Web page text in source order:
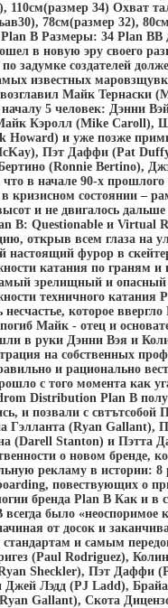
110см(размер 34) Охват
78см(размер 32),
B Размеры: 34 Plan BВ
в новую эру своего
задумке создателей
известных
Майк Тернаски
5 человек: Дэнни
Кэролл (Mike Caroll),
Howard) и уже позже
Пэт Даффи (Pat
(Ronnie Bertino),
в начале 90-х прошлого
кризисном состоянии –
и не двигалось
B: Questionable и Virtual
открыв всем глаза на
настоящий фурор в
катания по граням
зрелищный и опасный
техничного катания
несчастье, которое
Майк - отец и
в руки Дэнни Вэя и
на собственных
и рационально
с того момента как
Distribution Plan B
и позвали с свтътсобой
Гэлланта (Ryan Gallant),
(Darell Stanton) и Пэтта
о новом бренде,
рекламу в истории: 8
повествующих о
бренда Plan B Как и в
было «неоспоримое
от досок и
и самым
(Paul Rodriguez),
Sheckler), Пэт Даффи
Лэдд (PJ Ladd),
Gallant), Скота